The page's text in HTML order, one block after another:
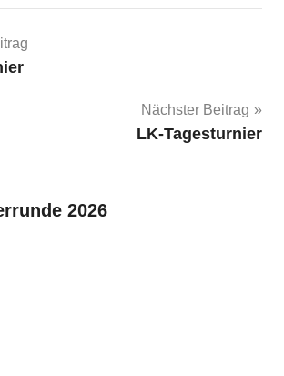
Nächster Beitrag
LK-Tagesturnier
2026